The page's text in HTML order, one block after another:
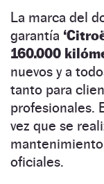
La marca del
garantía
160.000
nuevos y a
tanto para
profesionales.
vez que se
oficiales.